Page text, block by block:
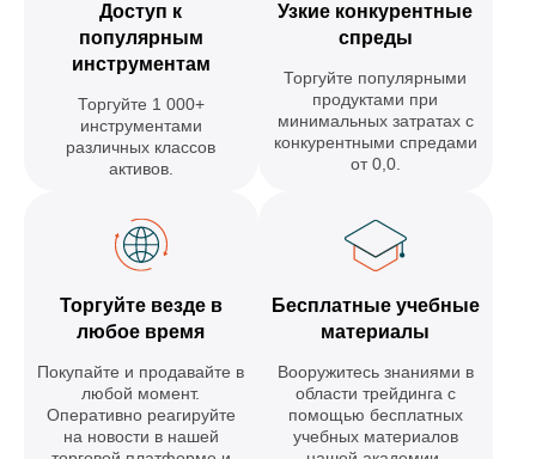
Доступ к
популярным
инструментам
Торгуйте 1 000+
инструментами
различных классов
активов.
Узкие конкурентные
спреды
Торгуйте популярными
продуктами при
минимальных затратах с
конкурентными спредами
от 0,0.
Торгуйте везде в
любое время
Покупайте и продавайте в
любой момент.
Оперативно реагируйте
на новости в нашей
Бесплатные учебные
материалы
Вооружитесь знаниями в
области трейдинга с
помощью бесплатных
учебных материалов